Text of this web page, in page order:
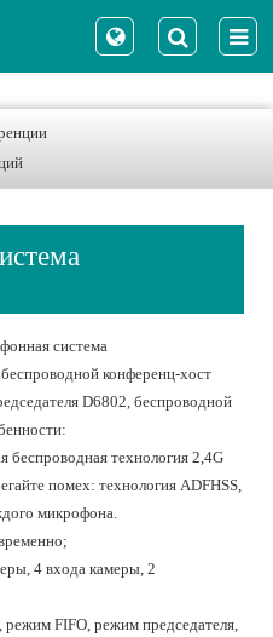
система
конференц-хост
D6802, беспроводной
беспроводная технология 2,4G
помех: технология ADFHSS,
микрофона.
4 входа камеры, 2
FIFO, режим председателя,